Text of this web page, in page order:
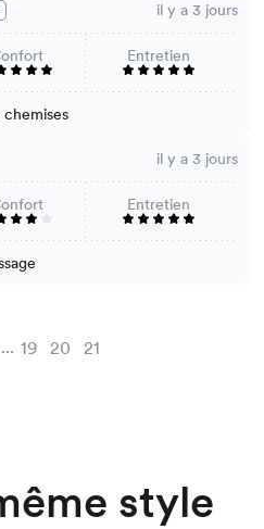
il y a 3 jours
Entretien
il y a 3 jours
Entretien
... 19 20 21
style